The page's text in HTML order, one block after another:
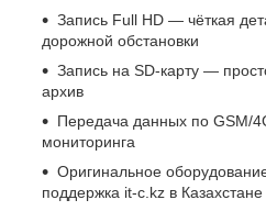
Запись Full HD — чёткая
дорожной обстановки
Запись на SD-карту —
архив
Передача данных по GSM/
мониторинга
Оригинальное
поддержка it-c.kz в Казахстане